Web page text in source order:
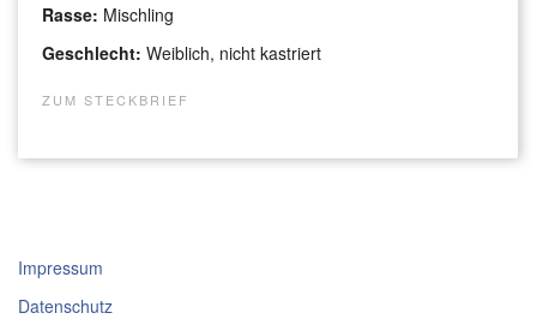
Rasse: Mischling
Geschlecht: Weiblich, nicht kastriert
ZUM STECKBRIEF
Impressum
Datenschutz